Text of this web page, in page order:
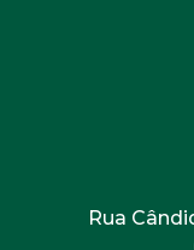
Rua